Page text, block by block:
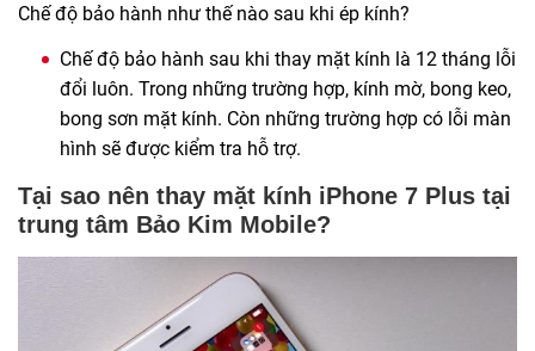
Chế độ bảo hành như thế nào sau khi ép kính?
Chế độ bảo hành sau khi thay mặt kính là 12 tháng lỗi
đổi luôn. Trong những trường hợp, kính mờ, bong keo,
bong sơn mặt kính. Còn những trường hợp có lỗi màn
hình sẽ được kiểm tra hỗ trợ.
Tại sao nên thay mặt kính iPhone 7 Plus tại
trung tâm Bảo Kim Mobile?